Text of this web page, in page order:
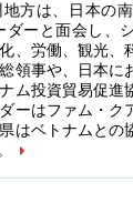
方は、日本の
ーと面会し、
、労働、観光、
領事や、日本に
ム投資貿易促進
ーはファム・ク
はベトナムとの